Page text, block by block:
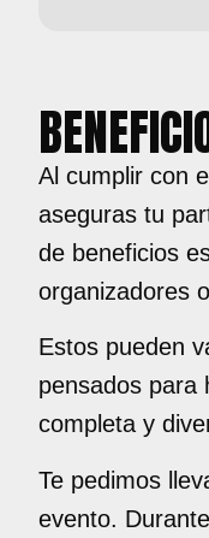
Al cumplir con
aseguras tu
de beneficios
organizadores
Estos pueden
pensados para
completa y
Te pedimos
evento.